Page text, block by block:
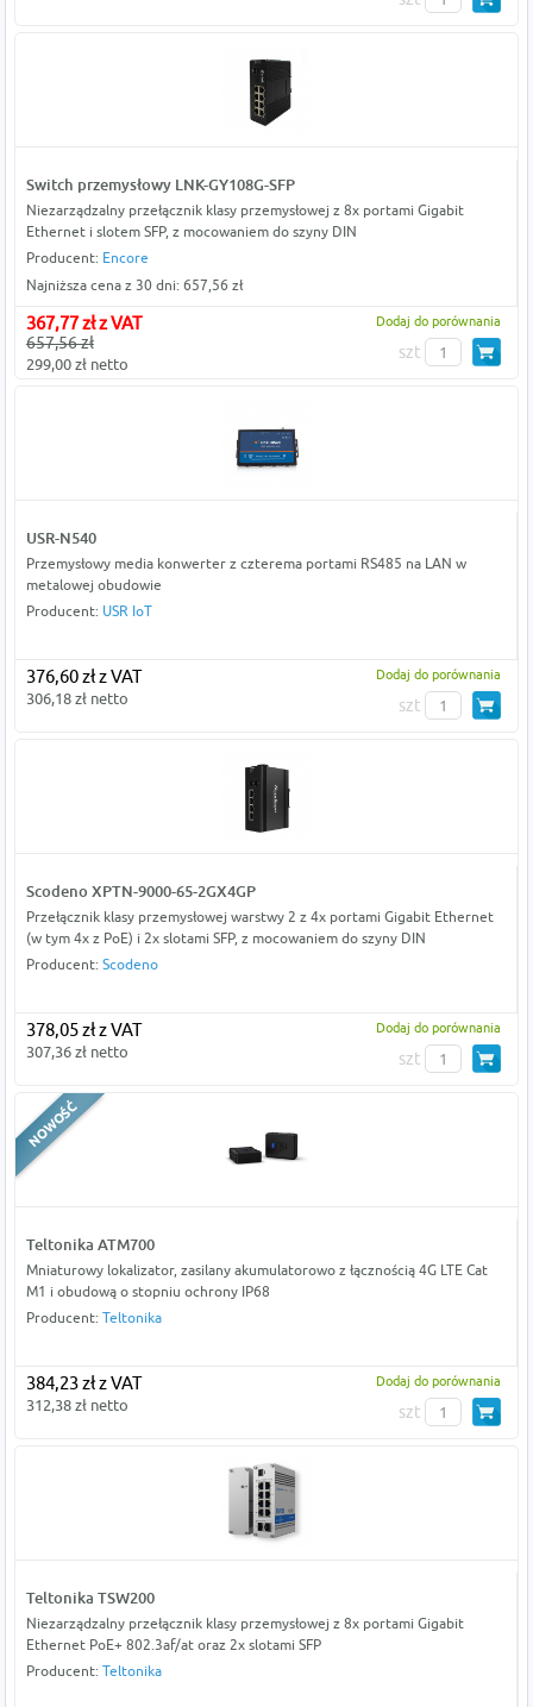
Switch przemysłowy LNK-GY108G-SFP
Niezarządzalny przełącznik klasy przemysłowej z 8x portami Gigabit
Ethernet i slotem SFP, z mocowaniem do szyny DIN
Producent: Encore
Najniższa cena z 30 dni: 657,56 zł
367,77 zł z VAT
657,56 zł
299,00 zł netto
Dodaj do porównania
szt
USR-N540
Przemysłowy media konwerter z czterema portami RS485 na LAN w
metalowej obudowie
Producent: USR IoT
376,60 zł z VAT
306,18 zł netto
Dodaj do porównania
szt
Scodeno XPTN-9000-65-2GX4GP
Przełącznik klasy przemysłowej warstwy 2 z 4x portami Gigabit Ethernet
(w tym 4x z PoE) i 2x slotami SFP, z mocowaniem do szyny DIN
Producent: Scodeno
378,05 zł z VAT
307,36 zł netto
Dodaj do porównania
szt
Teltonika ATM700
Mniaturowy lokalizator, zasilany akumulatorowo z łącznością 4G LTE Cat
M1 i obudową o stopniu ochrony IP68
Producent: Teltonika
384,23 zł z VAT
312,38 zł netto
Dodaj do porównania
szt
Teltonika TSW200
Niezarządzalny przełącznik klasy przemysłowej z 8x portami Gigabit
Ethernet PoE+ 802.3af/at oraz 2x slotami SFP
Producent: Teltonika